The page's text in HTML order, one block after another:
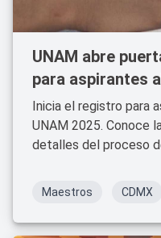
UNAM abre
para aspirantes
Inicia el registro para
UNAM 2025. Conoce
detalles del proceso
Maestros CDMX